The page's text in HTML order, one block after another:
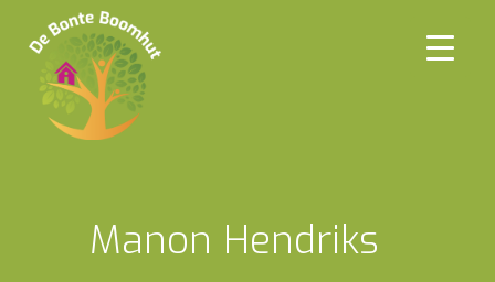
naar
inhoud
Manon Hendriks